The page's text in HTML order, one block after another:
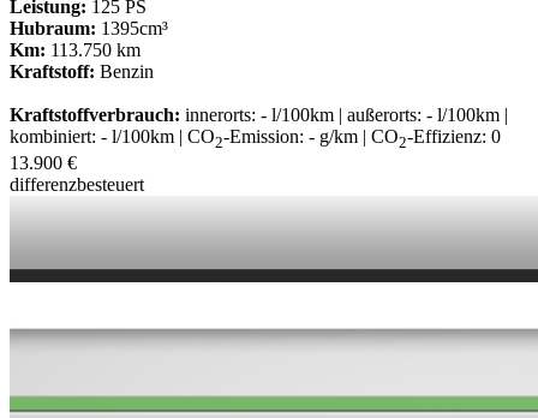
Leistung: 125 PS
Hubraum: 1395cm³
Km: 113.750 km
Kraftstoff: Benzin
Kraftstoffverbrauch: innerorts: - l/100km | außerorts: - l/100km |
kombiniert: - l/100km | CO2-Emission: - g/km | CO2-Effizienz: 0
13.900 €
differenzbesteuert